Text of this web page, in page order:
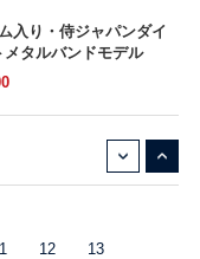
入り・侍ジャパンダイ
タルバンドモデル
12 13